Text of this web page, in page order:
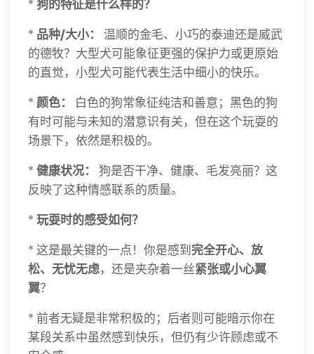
* 狗的特征是什么样的？
* 品种/大小：
温顺的金毛、小巧的泰迪还是威武
的德牧？大型犬可能象征更强的保护力或更原始
的直觉，小型犬可能代表生活中细小的快乐。
* 颜色：
白色的狗常象征纯洁和善意；黑色的狗
有时可能与未知的潜意识有关，但在这个玩耍的
场景下，依然是积极的。
* 健康状况：
狗是否干净、健康、毛发亮丽？这
反映了这种情感联系的质量。
* 玩耍时的感受如何？
* 这是最关键的一点！你是感到 完全开心、放
松、无忧无虑，还是夹杂着一丝紧张或小心翼
翼？
* 前者无疑是非常积极的；后者则可能暗示你在
某段关系中虽然感到快乐，但仍有少许顾虑或不